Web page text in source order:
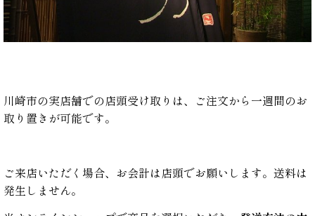
川崎市の実店舗での店頭受け取りは、
ご注文から一週間のお
取り置きが可能です。
ご来店いただく場合、お会計は店頭でお願いします。送料は
発生しません。